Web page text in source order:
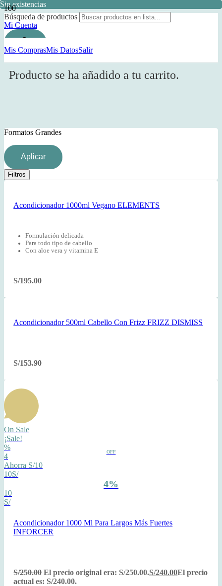
Búsqueda de productos
Mi Cuenta
Mis ComprasMis DatosSalir
Producto se ha añadido a tu carrito.
Formatos Grandes
Aplicar
Filtros
Sin existencias
Acondicionador 1000ml Vegano ELEMENTS
Formulación delicada
Para todo tipo de cabello
Con aloe vera y vitamina E
S/195.00
Sin existencias
Acondicionador 500ml Cabello Con Frizz FRIZZ DISMISS
S/153.90
On Sale
¡Sale!
%
OFF
4
Ahorra S/10
10S/
4%
10
S/
Acondicionador 1000 Ml Para Largos Más Fuertes
INFORCER
S/250.00 El precio original era: S/250.00.S/240.00El precio
actual es: S/240.00.
Sin existencias
Sin existencias